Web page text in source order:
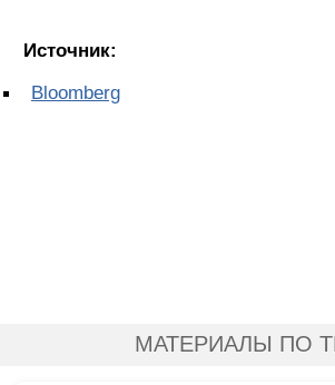
Источник:
Bloomberg
МАТЕРИАЛЫ ПО